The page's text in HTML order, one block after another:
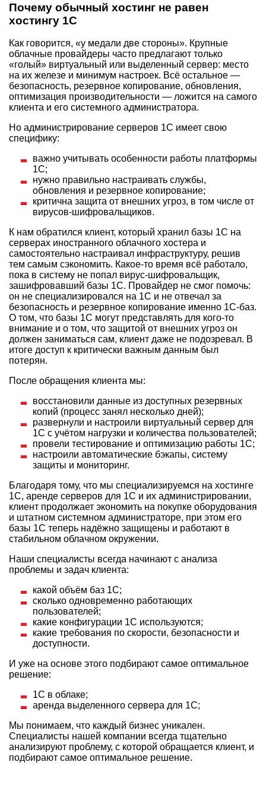
Почему обычный хостинг не равен
хостингу 1С
Как говорится, «у медали две стороны». Крупные
облачные провайдеры часто предлагают только
«голый» виртуальный или выделенный сервер: место
на их железе и минимум настроек. Всё остальное —
безопасность, резервное копирование, обновления,
оптимизация производительности — ложится на самого
клиента и его системного администратора.
Но администрирование серверов 1С имеет свою
специфику:
важно учитывать особенности работы платформы
1С;
нужно правильно настраивать службы,
обновления и резервное копирование;
критична защита от внешних угроз, в том числе от
вирусов-шифровальщиков.
К нам обратился клиент, который хранил базы 1С на
серверах иностранного облачного хостера и
самостоятельно настраивал инфраструктуру, решив
тем самым сэкономить. Какое-то время всё работало,
пока в систему не попал вирус-шифровальщик,
зашифровавший базы 1С. Провайдер не смог помочь:
он не специализировался на 1С и не отвечал за
безопасность и резервное копирование именно 1С-баз.
О том, что базы 1С могут представлять для кого-то
внимание и о том, что защитой от внешних угроз он
должен заниматься сам, клиент даже не подозревал. В
итоге доступ к критически важным данным был
потерян.
После обращения клиента мы:
восстановили данные из доступных резервных
копий (процесс занял несколько дней);
развернули и настроили виртуальный сервер для
1С с учётом нагрузки и количества пользователей;
провели тестирование и оптимизацию работы 1С;
настроили автоматические бэкапы, систему
защиты и мониторинг.
Благодаря тому, что мы специализируемся на хостинге
1С, аренде серверов для 1С и их администрировании,
клиент продолжает экономить на покупке оборудования
и штатном системном администраторе, при этом его
базы 1С теперь надёжно защищены и работают в
стабильном облачном окружении.
Наши специалисты всегда начинают с анализа
проблемы и задач клиента:
какой объём баз 1С;
сколько одновременно работающих
пользователей;
какие конфигурации 1С используются;
какие требования по скорости, безопасности и
доступности.
И уже на основе этого подбирают самое оптимальное
решение:
1С в облаке;
аренда выделенного сервера для 1С;
Мы понимаем, что каждый бизнес уникален.
Специалисты нашей компании всегда тщательно
анализируют проблему, с которой обращается клиент, и
подбирают самое оптимальное решение.